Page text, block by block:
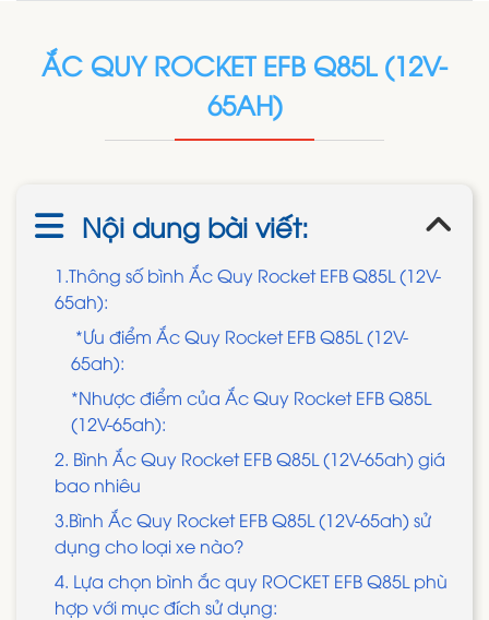
ẮC QUY ROCKET EFB Q85L (12V-
65AH)
Nội dung bài viết:
1.Thông số bình Ắc Quy Rocket EFB Q85L (12V-
65ah):
*Ưu điểm Ắc Quy Rocket EFB Q85L (12V-
65ah):
*Nhược điểm của Ắc Quy Rocket EFB Q85L
(12V-65ah):
2. Bình Ắc Quy Rocket EFB Q85L (12V-65ah) giá
bao nhiêu
3.Bình Ắc Quy Rocket EFB Q85L (12V-65ah) sử
dụng cho loại xe nào?
4. Lựa chọn bình ắc quy ROCKET EFB Q85L phù
hợp với mục đích sử dụng: